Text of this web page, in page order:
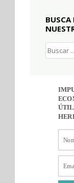
BUSCA
Buscar: